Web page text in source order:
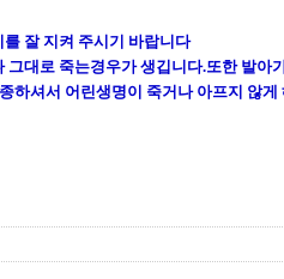
잘 지켜 주시기 바랍니다
대로 죽는경우가 생깁니다.또한 발아
하셔서 어린생명이 죽거나 아프지 않게